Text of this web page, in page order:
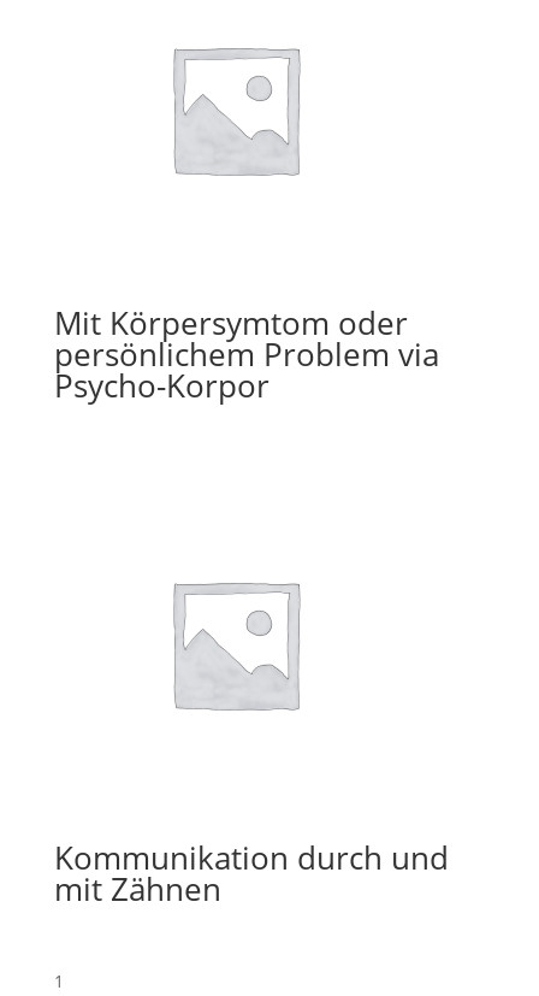
Mit Körpersymtom oder
persönlichem Problem via
Psycho-Korpor
Kommunikation durch und
mit Zähnen
1